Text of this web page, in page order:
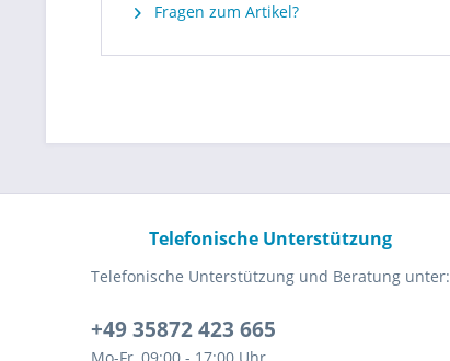
Fragen zum Artikel?
Telefonische Unterstützung
Telefonische Unterstützung und Beratung unter:
+49 35872 423 665